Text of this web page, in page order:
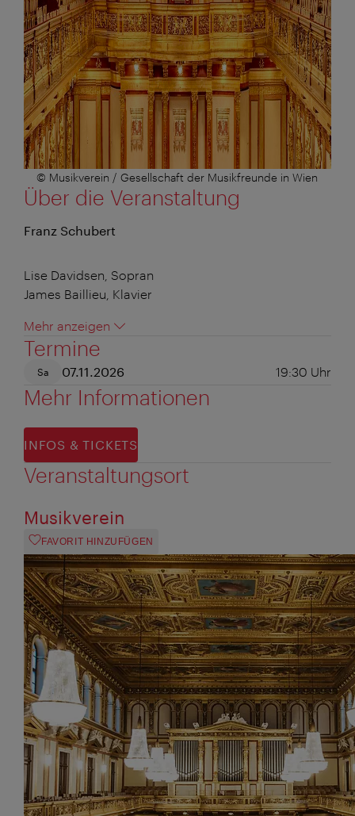
© Musikverein / Gesellschaft der Musikfreunde in Wien
Über die Veranstaltung
Franz Schubert
Lise Davidsen, Sopran
James Baillieu, Klavier
Mehr anzeigen
Termine
Sa 07.11.2026 19:30 Uhr
Mehr Informationen
INFOS & TICKETS
Veranstaltungsort
Musikverein
FAVORIT HINZUFÜGEN